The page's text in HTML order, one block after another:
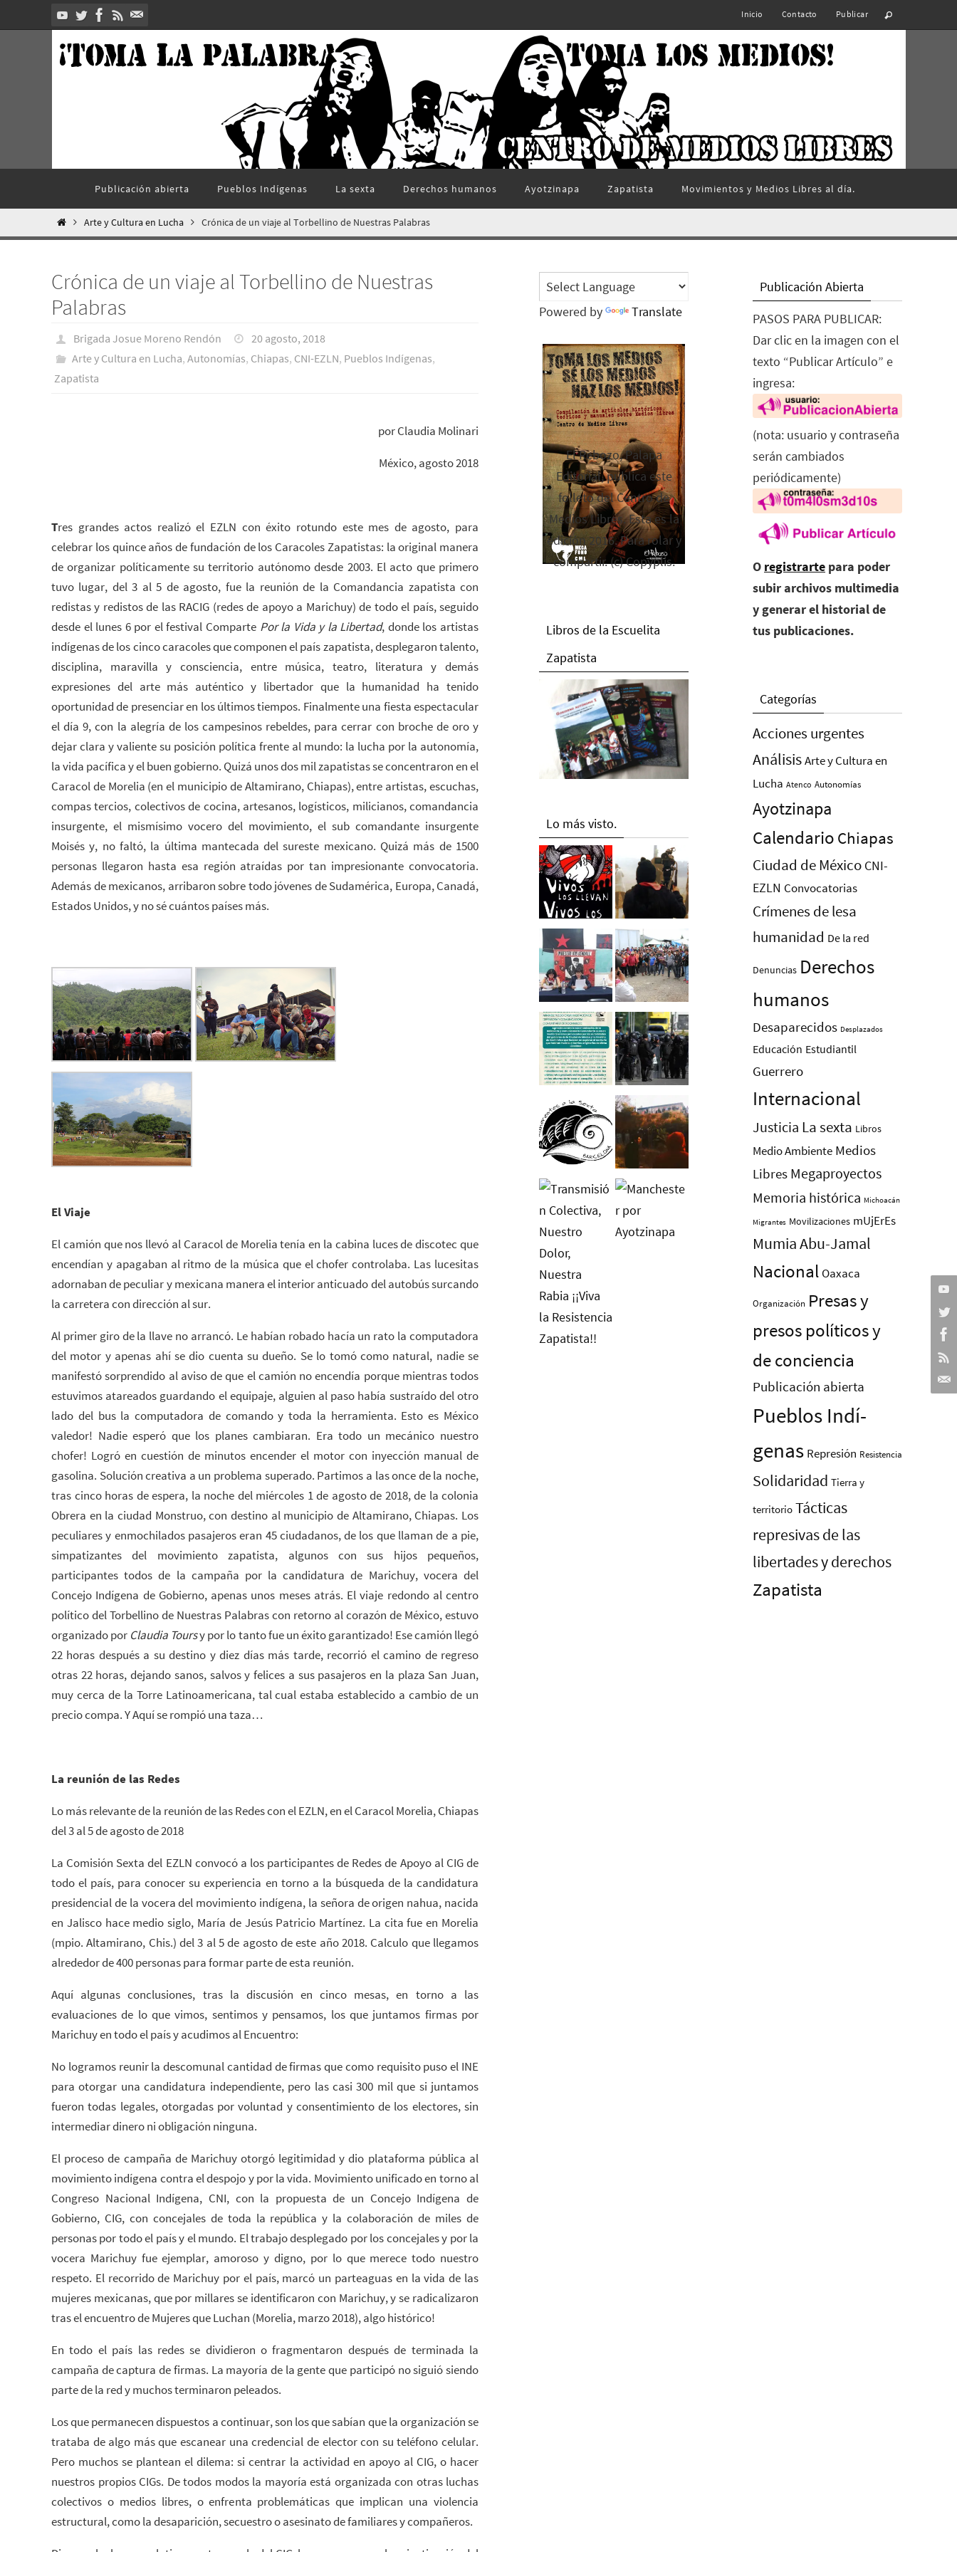
al
Inicio Contacto Publicar
contenido
Publicación abierta Pueblos Indí­genas La sexta Derechos humanos Ayotzinapa Zapatista Movimientos y Medios Libres al día.
InicioArte y Cultura en Lucha Crónica de un viaje al Torbellino de Nuestras Palabras
Crónica de un viaje al Torbellino de Nuestras
Palabras
Brigada Josue Moreno Rendón
20 agosto, 2018
Arte y Cultura en Lucha, Autonomías, Chiapas, CNI-EZLN, Pueblos Indí­genas,
Zapatista
por Claudia Molinari
México, agosto 2018
Tres grandes actos realizó el EZLN con éxito rotundo este mes de agosto, para
celebrar los quince años de fundación de los Caracoles Zapatistas: la original manera
de organizar políticamente su territorio autónomo desde 2003. El acto que primero
tuvo lugar, del 3 al 5 de agosto, fue la reunión de la Comandancia zapatista con
redistas y redistos de las RACIG (redes de apoyo a Marichuy) de todo el país, seguido
desde el lunes 6 por el festival Comparte Por la Vida y la Libertad, donde los artistas
indígenas de los cinco caracoles que componen el país zapatista, desplegaron talento,
disciplina, maravilla y consciencia, entre música, teatro, literatura y demás
expresiones del arte más auténtico y libertador que la humanidad ha tenido
oportunidad de presenciar en los últimos tiempos. Finalmente una fiesta espectacular
el día 9, con la alegría de los campesinos rebeldes, para cerrar con broche de oro y
dejar clara y valiente su posición política frente al mundo: la lucha por la autonomía,
la vida pacífica y el buen gobierno. Quizá unos dos mil zapatistas se concentraron en el
Caracol de Morelia (en el municipio de Altamirano, Chiapas), entre artistas, escuchas,
compas tercios, colectivos de cocina, artesanos, logísticos, milicianos, comandancia
insurgente, el mismísimo vocero del movimiento, el sub comandante insurgente
Moisés y, no faltó, la última mantecada del sureste mexicano. Quizá más de 1500
personas llegaron hasta esa región atraídas por tan impresionante convocatoria.
Además de mexicanos, arribaron sobre todo jóvenes de Sudamérica, Europa, Canadá,
Estados Unidos, y no sé cuántos países más.
El Viaje
El camión que nos llevó al Caracol de Morelia tenía en la cabina luces de discotec que
encendían y apagaban al ritmo de la música que el chofer controlaba. Las lucesitas
adornaban de peculiar y mexicana manera el interior anticuado del autobús surcando
la carretera con dirección al sur.
Al primer giro de la llave no arrancó. Le habían robado hacía un rato la computadora
del motor y apenas ahí se dio cuenta su dueño. Se lo tomó como natural, nadie se
manifestó sorprendido al aviso de que el camión no encendía porque mientras todos
estuvimos atareados guardando el equipaje, alguien al paso había sustraído del otro
lado del bus la computadora de comando y toda la herramienta. Esto es México
valedor! Nadie esperó que los planes cambiaran. Era todo un mecánico nuestro
chofer! Logró en cuestión de minutos encender el motor con inyección manual de
gasolina. Solución creativa a un problema superado. Partimos a las once de la noche,
tras cinco horas de espera, la noche del miércoles 1 de agosto de 2018, de la colonia
Obrera en la ciudad Monstruo, con destino al municipio de Altamirano, Chiapas. Los
peculiares y enmochilados pasajeros eran 45 ciudadanos, de los que llaman de a pie,
simpatizantes del movimiento zapatista, algunos con sus hijos pequeños,
participantes todos de la campaña por la candidatura de Marichuy, vocera del
Concejo Indígena de Gobierno, apenas unos meses atrás. El viaje redondo al centro
político del Torbellino de Nuestras Palabras con retorno al corazón de México, estuvo
organizado por Claudia Toursy por lo tanto fue un éxito garantizado! Ese camión llegó
22 horas después a su destino y diez días más tarde, recorrió el camino de regreso
otras 22 horas, dejando sanos, salvos y felices a sus pasajeros en la plaza San Juan,
muy cerca de la Torre Latinoamericana, tal cual estaba establecido a cambio de un
precio compa. Y Aquí se rompió una taza…
La reunión de las Redes
Lo más relevante de la reunión de las Redes con el EZLN, en el Caracol Morelia, Chiapas
del 3 al 5 de agosto de 2018
La Comisión Sexta del EZLN convocó a los participantes de Redes de Apoyo al CIG de
todo el país, para conocer su experiencia en torno a la búsqueda de la candidatura
presidencial de la vocera del movimiento indígena, la señora de origen nahua, nacida
en Jalisco hace medio siglo, María de Jesús Patricio Martínez. La cita fue en Morelia
(mpio. Altamirano, Chis.) del 3 al 5 de agosto de este año 2018. Calculo que llegamos
alrededor de 400 personas para formar parte de esta reunión.
Aquí algunas conclusiones, tras la discusión en cinco mesas, en torno a las
evaluaciones de lo que vimos, sentimos y pensamos, los que juntamos firmas por
Marichuy en todo el país y acudimos al Encuentro:
No logramos reunir la descomunal cantidad de firmas que como requisito puso el INE
para otorgar una candidatura independiente, pero las casi 300 mil que si juntamos
fueron todas legales, otorgadas por voluntad y consentimiento de los electores, sin
intermediar dinero ni obligación ninguna.
El proceso de campaña de Marichuy otorgó legitimidad y dio plataforma pública al
movimiento indígena contra el despojo y por la vida. Movimiento unificado en torno al
Congreso Nacional Indígena, CNI, con la propuesta de un Concejo Indígena de
Gobierno, CIG, con concejales de toda la república y la colaboración de miles de
personas por todo el país y el mundo. El trabajo desplegado por los concejales y por la
vocera Marichuy fue ejemplar, amoroso y digno, por lo que merece todo nuestro
respeto. El recorrido de Marichuy por el país, marcó un parteaguas en la vida de las
mujeres mexicanas, que por millares se identificaron con Marichuy, y se radicalizaron
tras el encuentro de Mujeres que Luchan (Morelia, marzo 2018), algo histórico!
En todo el país las redes se dividieron o fragmentaron después de terminada la
campaña de captura de firmas. La mayoría de la gente que participó no siguió siendo
parte de la red y muchos terminaron peleados.
Los que permanecen dispuestos a continuar, son los que sabían que la organización se
trataba de algo más que escanear una credencial de elector con su teléfono celular.
Pero muchos se plantean el dilema: si centrar la actividad en apoyo al CIG, o hacer
nuestros propios CIGs. De todos modos la mayoría está organizada con otras luchas
colectivos o medios libres, o enfrenta problemáticas que implican una violencia
estructural, como la desaparición, secuestro o asesinato de familiares y compañeros.
Powered by Translate
El Rebozo, Palapa
Editorial, publica este
folleto del Centro de
Medios Libres. Esta es la
edición 2016. Para rolar y
compartir. (c) Copyplis.
Libros de la Escuelita
Zapatista
Lo más visto.
Publicación Abierta
PASOS PARA PUBLICAR:
Dar clic en la imagen con el
texto “Publicar Artículo” e
ingresa:
(nota: usuario y contraseña
serán cambiados
periódicamente)
O registrarte para poder
subir archivos multimedia
y generar el historial de
tus publicaciones.
Categorías
Acciones urgentes
AnálisisArte y Cultura en
Lucha Atenco Autonomías
Ayotzinapa
Calendario Chiapas
Ciudad de México CNI-
EZLN Convocatorias
Crímenes de lesa
humanidad De la red
Denuncias Derechos
humanos
Desaparecidos Desplazados
Educación Estudiantil
Guerrero
Internacional
Justicia La sexta Libros
Medio Ambiente Medios
Libres Megaproyectos
Memoria histórica Michoacán
Migrantes Movilizaciones mUjErEs
Mumia Abu-Jamal
Nacional Oaxaca
Organización Presas y
presos polí­ticos y
de conciencia
Publicación abierta
Pueblos Indí­
genas Represión Resistencia
Solidaridad Tierra y
territorio Tácticas
represivas de las
libertades y derechos
Zapatista